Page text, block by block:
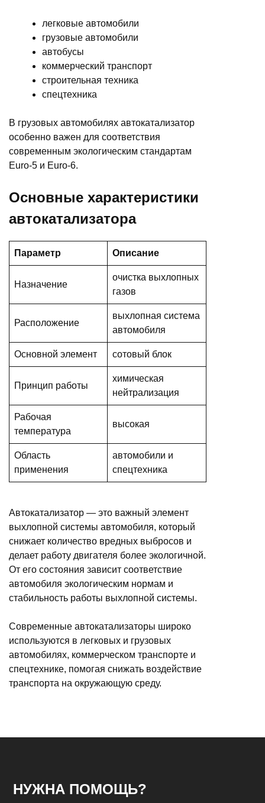
легковые автомобили
грузовые автомобили
автобусы
коммерческий транспорт
строительная техника
спецтехника
В грузовых автомобилях автокатализатор
особенно важен для соответствия
современным экологическим стандартам
Euro-5 и Euro-6.
Основные характеристики
автокатализатора
Параметр Описание
Назначение
очистка выхлопных
газов
Расположение
выхлопная система
автомобиля
Основной элемент сотовый блок
Принцип работы
химическая
нейтрализация
Рабочая
температура
высокая
Область
применения
автомобили и
спецтехника
Автокатализатор — это важный элемент
выхлопной системы автомобиля, который
снижает количество вредных выбросов и
делает работу двигателя более экологичной.
От его состояния зависит соответствие
автомобиля экологическим нормам и
стабильность работы выхлопной системы.
Современные автокатализаторы широко
используются в легковых и грузовых
автомобилях, коммерческом транспорте и
спецтехнике, помогая снижать воздействие
транспорта на окружающую среду.
НУЖНА ПОМОЩЬ?